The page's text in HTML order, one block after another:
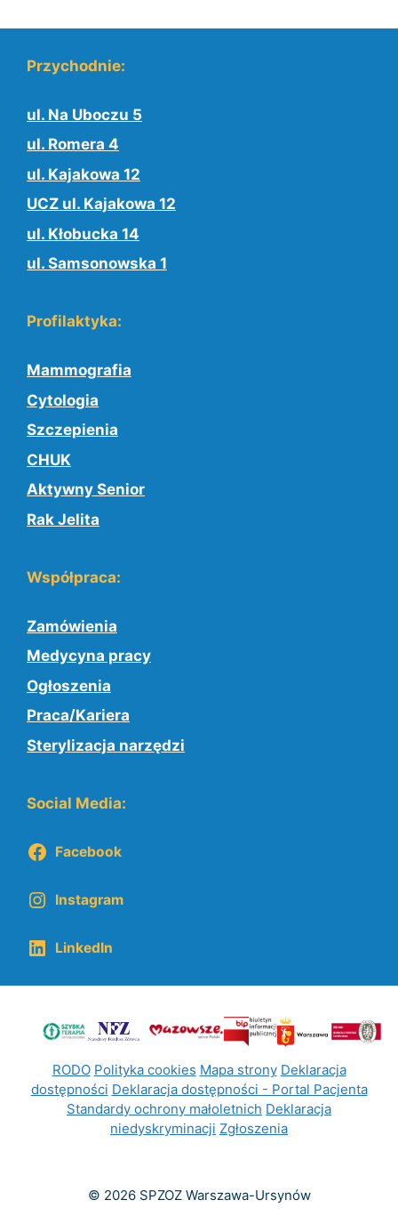
Przychodnie:
ul. Na Uboczu 5
ul. Romera 4
ul. Kajakowa 12
UCZ ul. Kajakowa 12
ul. Kłobucka 14
ul. Samsonowska 1
Profilaktyka:
Mammografia
Cytologia
Szczepienia
CHUK
Aktywny Senior
Rak Jelita
Współpraca:
Zamówienia
Medycyna pracy
Ogłoszenia
Praca/Kariera
Sterylizacja narzędzi
Social Media:
Facebook
Instagram
LinkedIn
RODO Polityka cookies Mapa strony Deklaracja
dostępności Deklaracja dostępności - Portal Pacjenta
Standardy ochrony małoletnich Deklaracja
niedyskryminacji Zgłoszenia
© 2026 SPZOZ Warszawa-Ursynów